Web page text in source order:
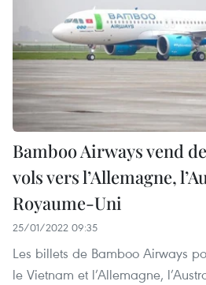
Bamboo Airways vend
vols vers l’Allemagne,
Royaume-Uni
25/01/2022 09:35
Les billets de Bamboo Airways
le Vietnam et l’Allemagne,